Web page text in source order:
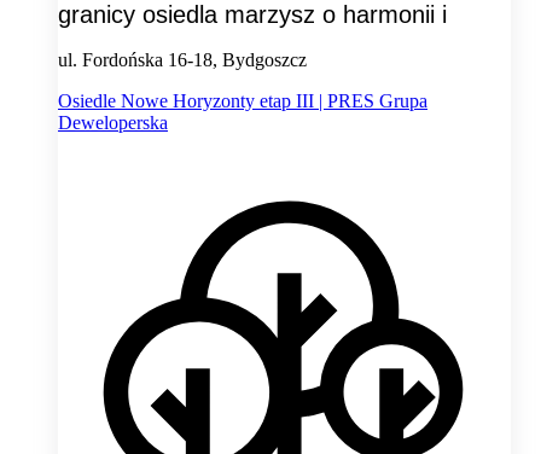
granicy osiedla marzysz o harmonii i
ul. Fordońska 16-18, Bydgoszcz
Osiedle Nowe Horyzonty etap III | PRES Grupa
Deweloperska